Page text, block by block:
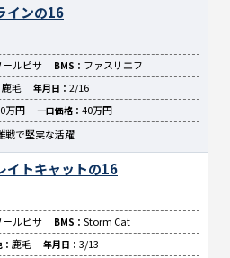
インの16
ールピサ BMS： ファスリエフ
鹿毛 年月日： 2/16
万円 一口価格： 40万円
戦で堅実な活躍
イトキャットの16
ールピサ BMS： Storm Cat
鹿毛 年月日： 3/13